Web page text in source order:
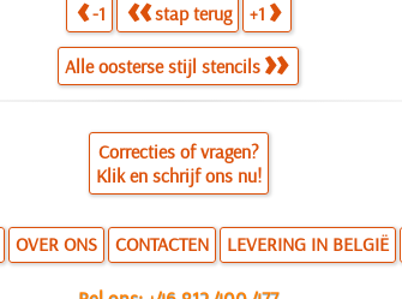
-1 stap terug +1
Alle oosterse stijl stencils
Correcties of vragen?
Klik en schrijf ons nu!
OVER ONS CONTACTEN LEVERING IN BELGIË